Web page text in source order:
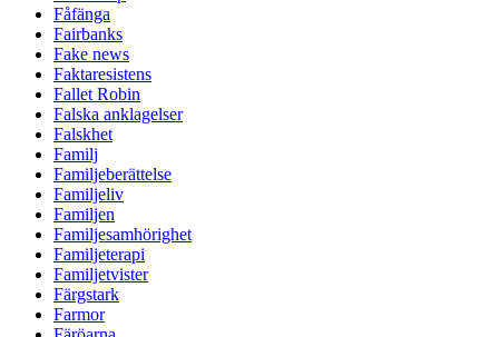
Fåfänga
Fairbanks
Fake news
Faktaresistens
Fallet Robin
Falska anklagelser
Falskhet
Familj
Familjeberättelse
Familjeliv
Familjen
Familjesamhörighet
Familjeterapi
Familjetvister
Färgstark
Farmor